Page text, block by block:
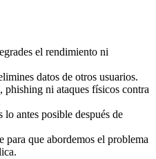
el rendimiento ni
datos de otros usuarios.
ni ataques físicos contra
antes posible después de
para que abordemos el problema